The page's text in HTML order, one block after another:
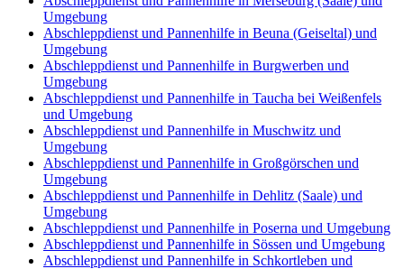
Umgebung
Abschleppdienst und Pannenhilfe in Beuna (Geiseltal) und
Umgebung
Abschleppdienst und Pannenhilfe in Burgwerben und
Umgebung
Abschleppdienst und Pannenhilfe in Taucha bei Weißenfels
und Umgebung
Abschleppdienst und Pannenhilfe in Muschwitz und
Umgebung
Abschleppdienst und Pannenhilfe in Großgörschen und
Umgebung
Abschleppdienst und Pannenhilfe in Dehlitz (Saale) und
Umgebung
Abschleppdienst und Pannenhilfe in Poserna und Umgebung
Abschleppdienst und Pannenhilfe in Sössen und Umgebung
Abschleppdienst und Pannenhilfe in Schkortleben und